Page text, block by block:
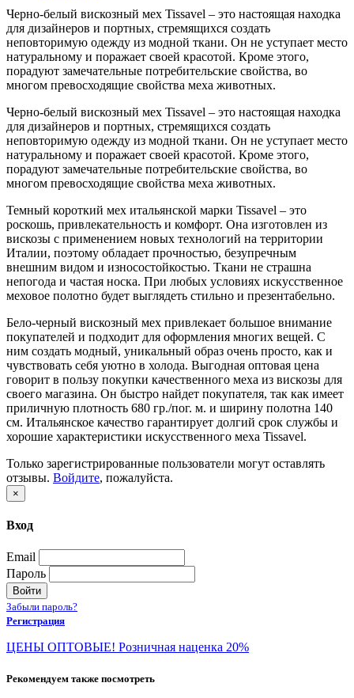
Черно-белый вискозный мех Tissavel – это настоящая находка
для дизайнеров и портных, стремящихся создать
неповторимую одежду из модной ткани. Он не уступает место
натуральному и поражает своей красотой. Кроме этого,
порадуют замечательные потребительские свойства, во
многом превосходящие свойства меха животных.
Черно-белый вискозный мех Tissavel – это настоящая находка
для дизайнеров и портных, стремящихся создать
неповторимую одежду из модной ткани. Он не уступает место
натуральному и поражает своей красотой. Кроме этого,
порадуют замечательные потребительские свойства, во
многом превосходящие свойства меха животных.
Темный короткий мех итальянской марки Tissavel – это
роскошь, привлекательность и комфорт. Она изготовлен из
вискозы с применением новых технологий на территории
Италии, поэтому обладает прочностью, безупречным
внешним видом и износостойкостью. Ткани не страшна
непогода и частая носка. При любых условиях искусственное
меховое полотно будет выглядеть стильно и презентабельно.
Бело-черный вискозный мех привлекает большое внимание
покупателей и подходит для оформления многих вещей. С
ним создать модный, уникальный образ очень просто, как и
чувствовать себя уютно в холода. Выгодная оптовая цена
говорит в пользу покупки качественного меха из вискозы для
своего магазина. Он быстро найдет покупателя, так как имеет
приличную плотность 680 гр./пог. м. и ширину полотна 140
см. Итальянское качество гарантирует долгий срок службы и
хорошие характеристики искусственного меха Tissavel.
Только зарегистрированные пользователи могут оставлять
отзывы. Войдите, пожалуйста.
×
Вход
Email
Пароль
Войти
Забыли пароль?
Регистрация
ЦЕНЫ ОПТОВЫЕ! Розничная наценка 20%
Рекомендуем также посмотреть